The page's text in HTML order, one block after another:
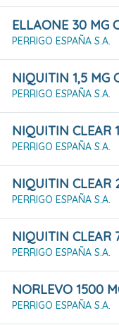
PERRIGO ESPAÑA S.A.
PERRIGO ESPAÑA S.A.
PERRIGO ESPAÑA S.A.
PERRIGO ESPAÑA S.A.
PERRIGO ESPAÑA S.A.
PERRIGO ESPAÑA S.A.